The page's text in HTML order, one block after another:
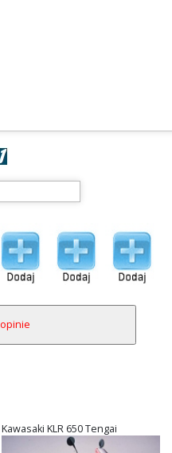
Kawasaki KLR 650 Tengai